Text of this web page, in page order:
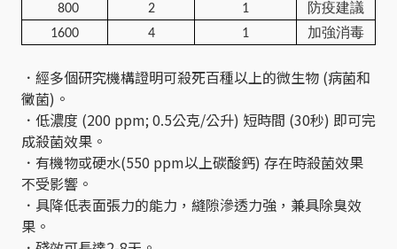
800
2 1
防疫建議
1600
4 1 加強消毒
．經多個研究機構證明可殺死百種以上的微生物 (病菌和
黴菌)。
．低濃度 (200 ppm; 0.5公克/公升) 短時間 (30秒) 即可完
成殺菌效果。
．有機物或硬水(550 ppm以上碳酸鈣) 存在時殺菌效果
不受影響。
．具降低表面張力的能力，縫隙滲透力強，兼具除臭效
果。